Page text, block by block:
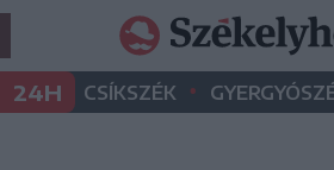
24H CSÍKSZÉK •